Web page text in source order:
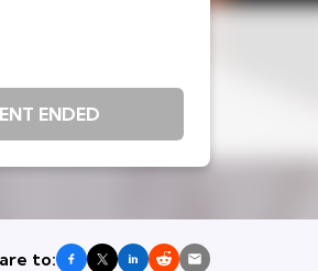
ENDED
to: